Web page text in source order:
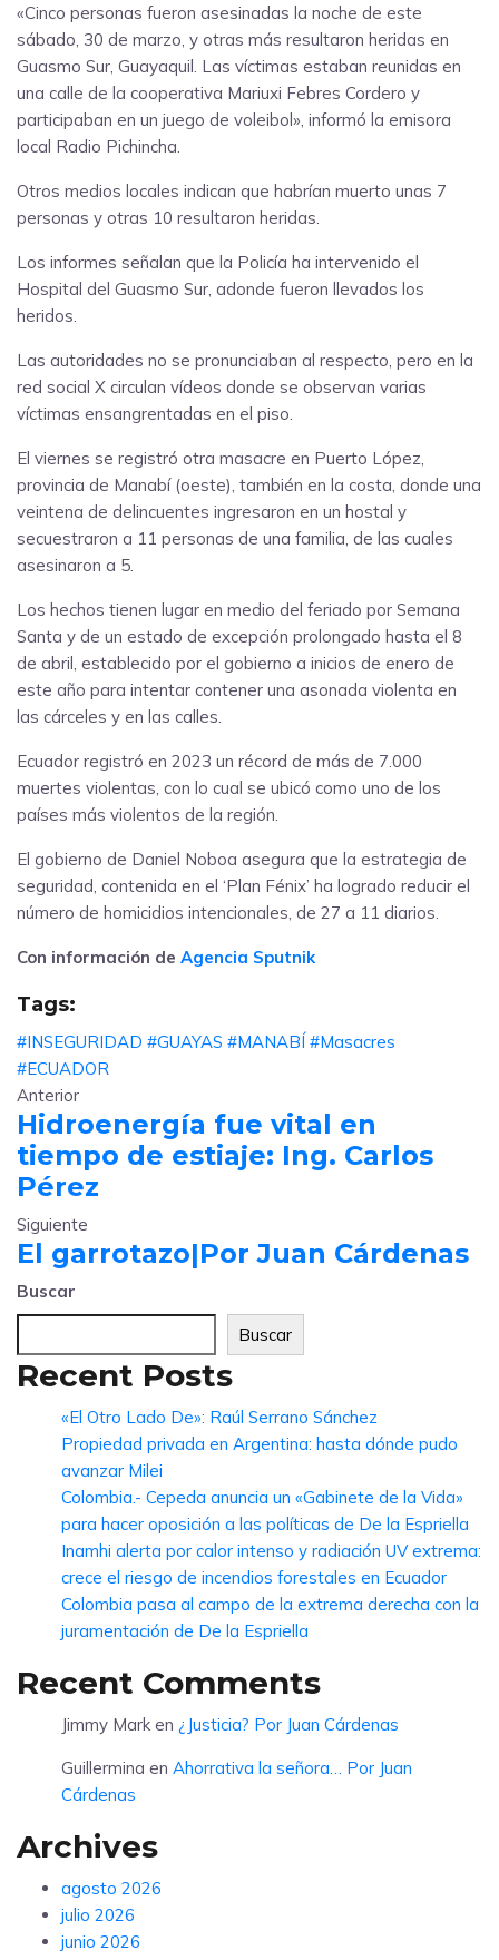
«Cinco personas fueron asesinadas la noche de este
sábado, 30 de marzo, y otras más resultaron heridas en
Guasmo Sur, Guayaquil. Las víctimas estaban reunidas en
una calle de la cooperativa Mariuxi Febres Cordero y
participaban en un juego de voleibol», informó la emisora
local Radio Pichincha.
Otros medios locales indican que habrían muerto unas 7
personas y otras 10 resultaron heridas.
Los informes señalan que la Policía ha intervenido el
Hospital del Guasmo Sur, adonde fueron llevados los
heridos.
Las autoridades no se pronunciaban al respecto, pero en la
red social X circulan vídeos donde se observan varias
víctimas ensangrentadas en el piso.
El viernes se registró otra masacre en Puerto López,
provincia de Manabí (oeste), también en la costa, donde una
veintena de delincuentes ingresaron en un hostal y
secuestraron a 11 personas de una familia, de las cuales
asesinaron a 5.
Los hechos tienen lugar en medio del feriado por Semana
Santa y de un estado de excepción prolongado hasta el 8
de abril, establecido por el gobierno a inicios de enero de
este año para intentar contener una asonada violenta en
las cárceles y en las calles.
Ecuador registró en 2023 un récord de más de 7.000
muertes violentas, con lo cual se ubicó como uno de los
países más violentos de la región.
El gobierno de Daniel Noboa asegura que la estrategia de
seguridad, contenida en el ‘Plan Fénix’ ha logrado reducir el
número de homicidios intencionales, de 27 a 11 diarios.
Con información de Agencia Sputnik
Tags:
#INSEGURIDAD #GUAYAS #MANABÍ #Masacres
#ECUADOR
Anterior
Hidroenergía fue vital en
tiempo de estiaje: Ing. Carlos
Pérez
Siguiente
El garrotazo|Por Juan Cárdenas
Buscar
Buscar
Recent Posts
«El Otro Lado De»: Raúl Serrano Sánchez
Propiedad privada en Argentina: hasta dónde pudo
avanzar Milei
Colombia.- Cepeda anuncia un «Gabinete de la Vida»
para hacer oposición a las políticas de De la Espriella
Inamhi alerta por calor intenso y radiación UV extrema:
crece el riesgo de incendios forestales en Ecuador
Colombia pasa al campo de la extrema derecha con la
juramentación de De la Espriella
Recent Comments
Jimmy Mark en ¿Justicia? Por Juan Cárdenas
Guillermina en Ahorrativa la señora… Por Juan
Cárdenas
Archives
agosto 2026
julio 2026
junio 2026